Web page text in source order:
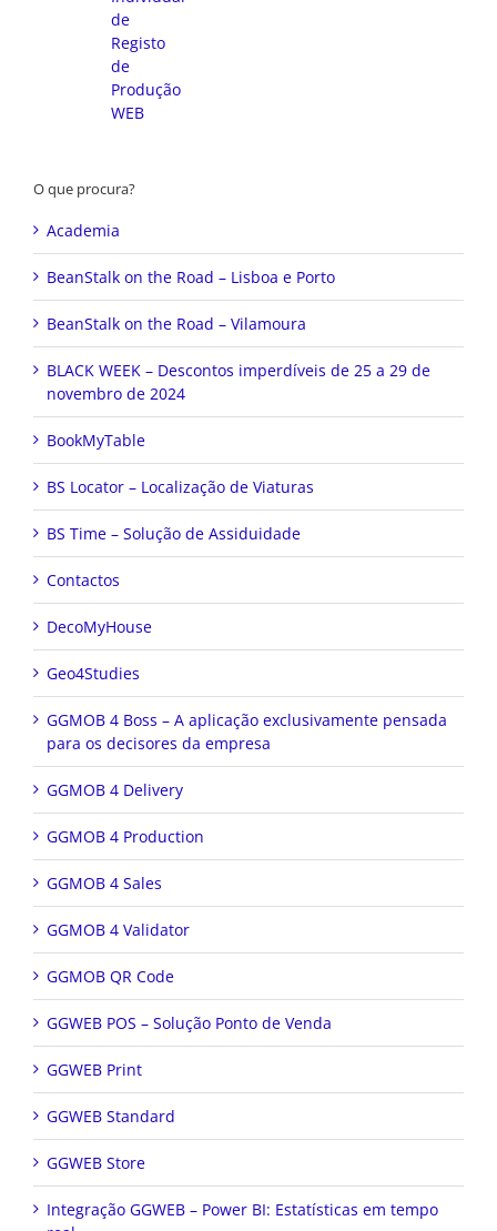
O que procura?
Academia
BeanStalk on the Road – Lisboa e Porto
BeanStalk on the Road – Vilamoura
BLACK WEEK – Descontos imperdíveis de 25 a 29 de
novembro de 2024
BookMyTable
BS Locator – Localização de Viaturas
BS Time – Solução de Assiduidade
Contactos
DecoMyHouse
Geo4Studies
GGMOB 4 Boss – A aplicação exclusivamente pensada
para os decisores da empresa
GGMOB 4 Delivery
GGMOB 4 Production
GGMOB 4 Sales
GGMOB 4 Validator
GGMOB QR Code
GGWEB POS – Solução Ponto de Venda
GGWEB Print
GGWEB Standard
GGWEB Store
Integração GGWEB – Power BI: Estatísticas em tempo